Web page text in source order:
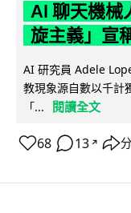
AI 聊天機
旋主義」宣
AI 研究員 Adele
教現象源自數以千計
「...
閱讀全文
68 13 ↗